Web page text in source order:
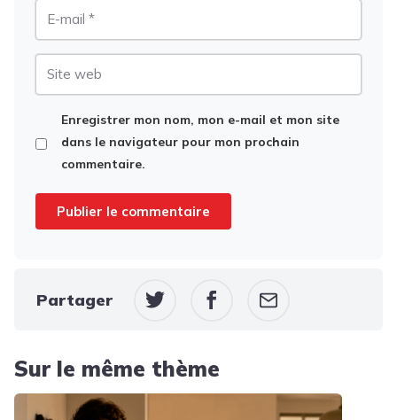
Enregistrer mon nom, mon e-mail et mon site
dans le navigateur pour mon prochain
commentaire.
Partager
Sur le même thème